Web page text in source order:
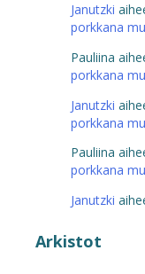
Janutzki
porkkana
Pauliina
porkkana
Janutzki
porkkana
Pauliina
porkkana
Janutzki
Arkistot